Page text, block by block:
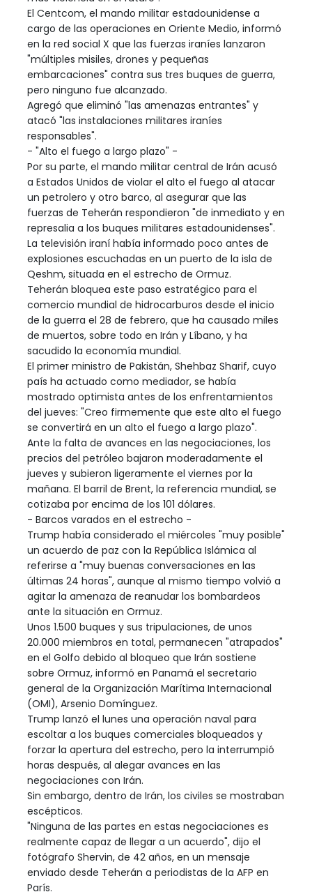
El Centcom, el mando militar estadounidense a
cargo de las operaciones en Oriente Medio, informó
en la red social X que las fuerzas iraníes lanzaron
"múltiples misiles, drones y pequeñas
embarcaciones" contra sus tres buques de guerra,
pero ninguno fue alcanzado.
Agregó que eliminó "las amenazas entrantes" y
atacó "las instalaciones militares iraníes
responsables".
- "Alto el fuego a largo plazo" -
Por su parte, el mando militar central de Irán acusó
a Estados Unidos de violar el alto el fuego al atacar
un petrolero y otro barco, al asegurar que las
fuerzas de Teherán respondieron "de inmediato y en
represalia a los buques militares estadounidenses".
La televisión iraní había informado poco antes de
explosiones escuchadas en un puerto de la isla de
Qeshm, situada en el estrecho de Ormuz.
Teherán bloquea este paso estratégico para el
comercio mundial de hidrocarburos desde el inicio
de la guerra el 28 de febrero, que ha causado miles
de muertos, sobre todo en Irán y Líbano, y ha
sacudido la economía mundial.
El primer ministro de Pakistán, Shehbaz Sharif, cuyo
país ha actuado como mediador, se había
mostrado optimista antes de los enfrentamientos
del jueves: "Creo firmemente que este alto el fuego
se convertirá en un alto el fuego a largo plazo".
Ante la falta de avances en las negociaciones, los
precios del petróleo bajaron moderadamente el
jueves y subieron ligeramente el viernes por la
mañana. El barril de Brent, la referencia mundial, se
cotizaba por encima de los 101 dólares.
- Barcos varados en el estrecho -
Trump había considerado el miércoles "muy posible"
un acuerdo de paz con la República Islámica al
referirse a "muy buenas conversaciones en las
últimas 24 horas", aunque al mismo tiempo volvió a
agitar la amenaza de reanudar los bombardeos
ante la situación en Ormuz.
Unos 1.500 buques y sus tripulaciones, de unos
20.000 miembros en total, permanecen "atrapados"
en el Golfo debido al bloqueo que Irán sostiene
sobre Ormuz, informó en Panamá el secretario
general de la Organización Marítima Internacional
(OMI), Arsenio Domínguez.
Trump lanzó el lunes una operación naval para
escoltar a los buques comerciales bloqueados y
forzar la apertura del estrecho, pero la interrumpió
horas después, al alegar avances en las
negociaciones con Irán.
Sin embargo, dentro de Irán, los civiles se mostraban
escépticos.
"Ninguna de las partes en estas negociaciones es
realmente capaz de llegar a un acuerdo", dijo el
fotógrafo Shervin, de 42 años, en un mensaje
enviado desde Teherán a periodistas de la AFP en
París.